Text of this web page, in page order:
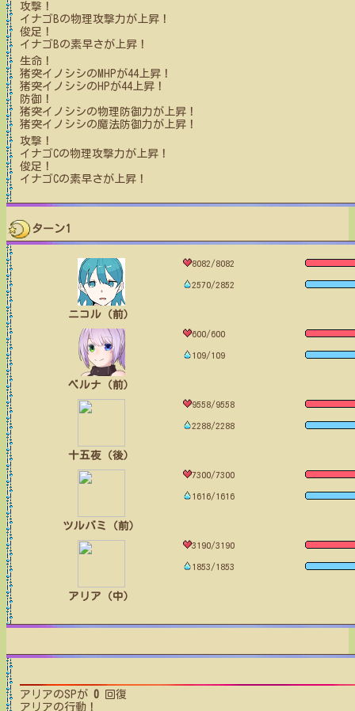
攻撃！
イナゴBの物理攻撃力が上昇！
俊足！
イナゴBの素早さが上昇！
生命！
猪突イノシシのMHPが44上昇！
猪突イノシシのHPが44上昇！
防御！
猪突イノシシの物理防御力が上昇！
猪突イノシシの魔法防御力が上昇！
攻撃！
イナゴCの物理攻撃力が上昇！
俊足！
イナゴCの素早さが上昇！
ターン1
ニコル（前）
8082/8082
2570/2852
ベルナ（前）
600/600
109/109
十五夜（後）
9558/9558
2288/2288
ツルバミ（前）
7300/7300
1616/1616
アリア（中）
3190/3190
1853/1853
アリアのSPが 0 回復
アリアの行動！